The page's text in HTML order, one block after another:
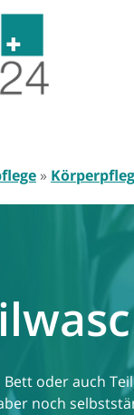
»
Bett oder auch
noch